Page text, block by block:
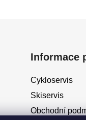
Informace
Cykloservis
Skiservis
Obchodní